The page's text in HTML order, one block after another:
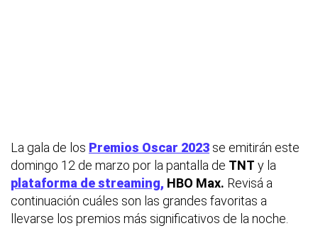
La gala de los Premios Oscar 2023 se emitirán este
domingo 12 de marzo por la pantalla de TNT y la
plataforma de streaming, HBO Max. Revisá a
continuación cuáles son las grandes favoritas a
llevarse los premios más significativos de la noche.